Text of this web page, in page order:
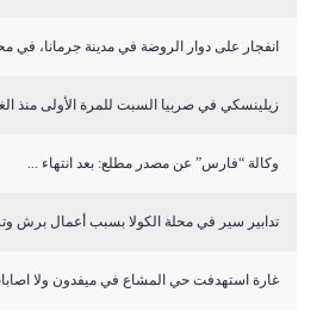
انفجار على دوار الروضة في مدينة جرمانا، في
زيلينسكي في صربيا السبت للمرة الأولى منذ
وكالة “فارس” عن مصدر مطلع: بعد انتهاء ...
تدابير سير في محلة الكولا بسبب أعمال برش
غارة استهدفت حي المشاع في ميفدون ولا